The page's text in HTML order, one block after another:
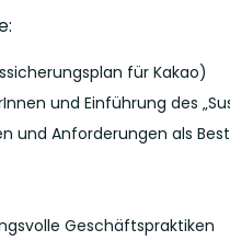
für Kakao)
und Einführung des
und Anforderungen als
Geschäftspraktiken